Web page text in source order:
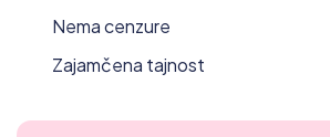
Nema cenzure
Zajamčena tajnost